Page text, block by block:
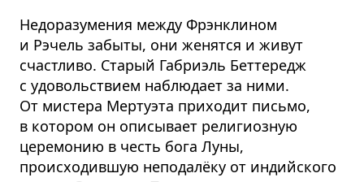
Недоразумения между Фрэнклином
и Рэчель забыты, они женятся и живут
счастливо. Старый Габриэль Беттередж
с удовольствием наблюдает за ними.
От мистера Мертуэта приходит письмо,
в котором он описывает религиозную
церемонию в честь бога Луны,
происходившую неподалёку от индийского